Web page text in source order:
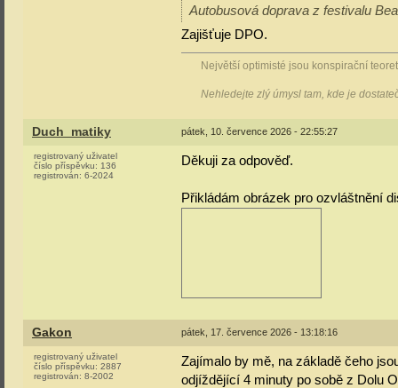
Autobusová doprava z festivalu
Zajišťuje DPO.
Největší optimisté jsou konspirační
Nehledejte zlý úmysl tam, kde je
Duch_matiky pátek, 10. července 2026 - 22:55:27
registrovaný uživatel
číslo příspěvku: 136
registrován: 6-2024
Děkuji za odpověď.
Přikládám obrázek pro ozvláštnění
Gakon pátek, 17. července 2026 - 13:18:16
registrovaný uživatel
číslo příspěvku: 2887
registrován: 8-2002
Zajímalo by mě, na základě čeho
odjíždějící 4 minuty po sobě z Dolu